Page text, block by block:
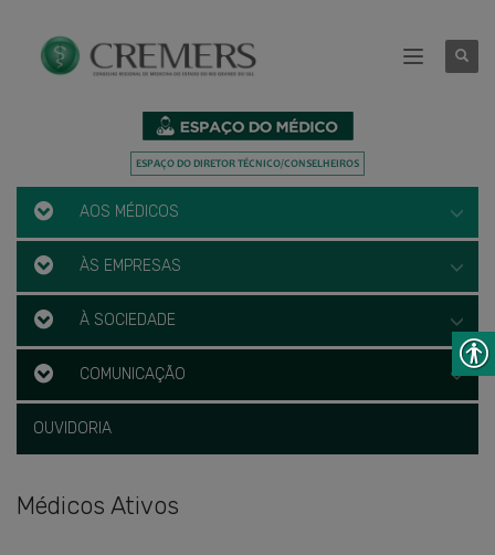
AOS MÉDICOS
ÀS EMPRESAS
À SOCIEDADE
COMUNICAÇÃO
OUVIDORIA
Médicos Ativos